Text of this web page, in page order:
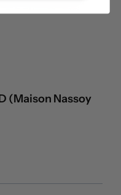
(Maison Nassoy